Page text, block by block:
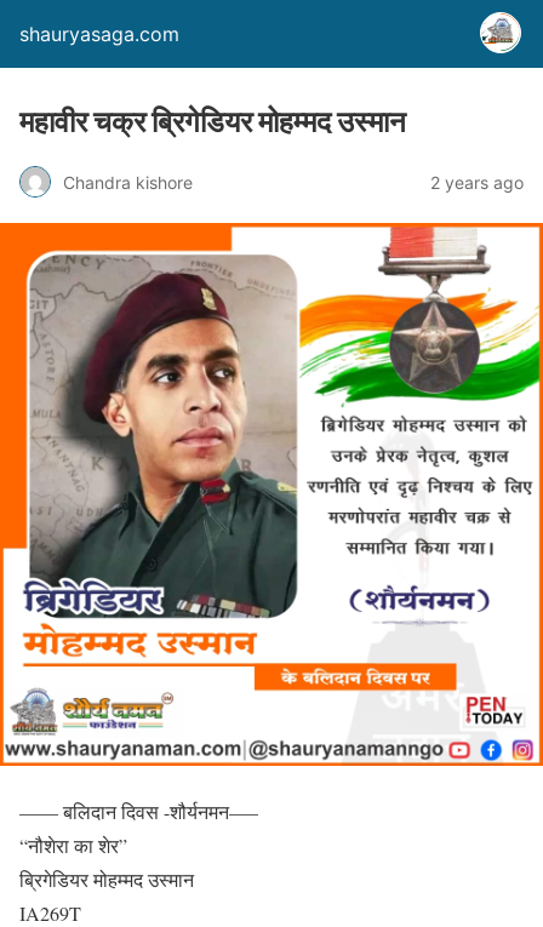
shauryasaga.com
महावीर चक्र ब्रिगेडियर मोहम्मद उस्मान
Chandra kishore 2 years ago
—— बलिदान दिवस -शौर्यनमन—–
“नौशेरा का शेर”
ब्रिगेडियर मोहम्मद उस्मान
IA269T